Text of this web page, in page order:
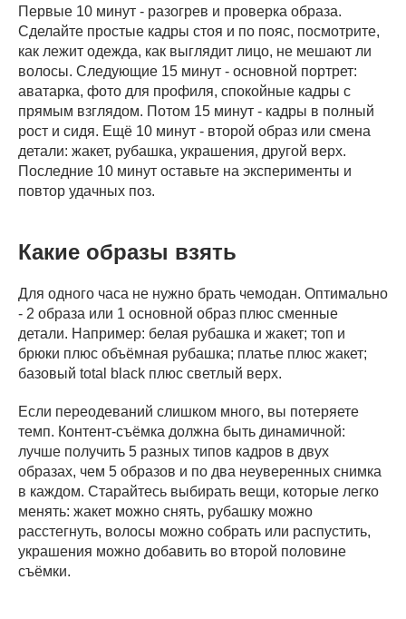
Первые 10 минут - разогрев и проверка образа.
Сделайте простые кадры стоя и по пояс, посмотрите,
как лежит одежда, как выглядит лицо, не мешают ли
волосы. Следующие 15 минут - основной портрет:
аватарка, фото для профиля, спокойные кадры с
прямым взглядом. Потом 15 минут - кадры в полный
рост и сидя. Ещё 10 минут - второй образ или смена
детали: жакет, рубашка, украшения, другой верх.
Последние 10 минут оставьте на эксперименты и
повтор удачных поз.
Какие образы взять
Для одного часа не нужно брать чемодан. Оптимально
- 2 образа или 1 основной образ плюс сменные
детали. Например: белая рубашка и жакет; топ и
брюки плюс объёмная рубашка; платье плюс жакет;
базовый total black плюс светлый верх.
Если переодеваний слишком много, вы потеряете
темп. Контент-съёмка должна быть динамичной:
лучше получить 5 разных типов кадров в двух
образах, чем 5 образов и по два неуверенных снимка
в каждом. Старайтесь выбирать вещи, которые легко
менять: жакет можно снять, рубашку можно
расстегнуть, волосы можно собрать или распустить,
украшения можно добавить во второй половине
съёмки.